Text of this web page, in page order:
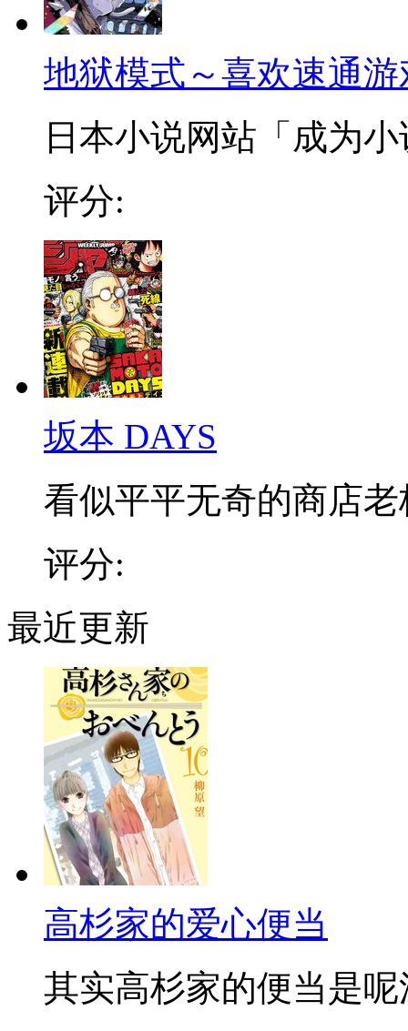
地狱模式～喜欢速通
日本小说网站「成为
评分:
坂本 DAYS
看似平平无奇的商店老
评分:
最近更新
高杉家的爱心便当
其实高杉家的便当是呢